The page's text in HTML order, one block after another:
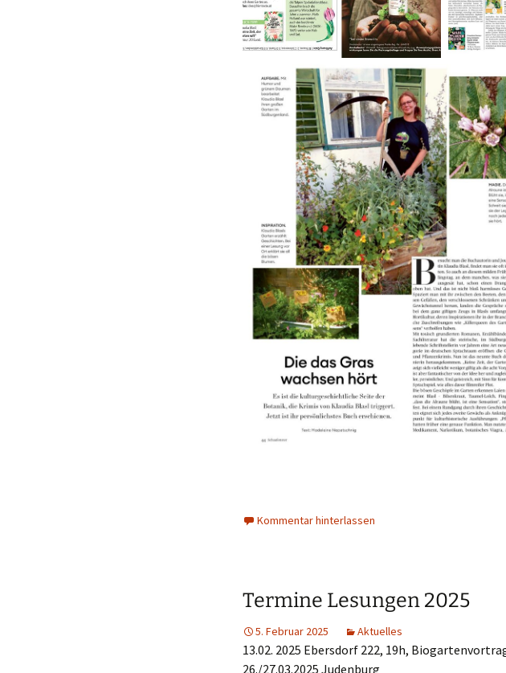
Kommentar hinterlassen
Termine Lesungen 2025
5. Februar 2025 Aktuelles
13.02. 2025 Ebersdorf 222, 19h,
26./27.03.2025 Judenburg